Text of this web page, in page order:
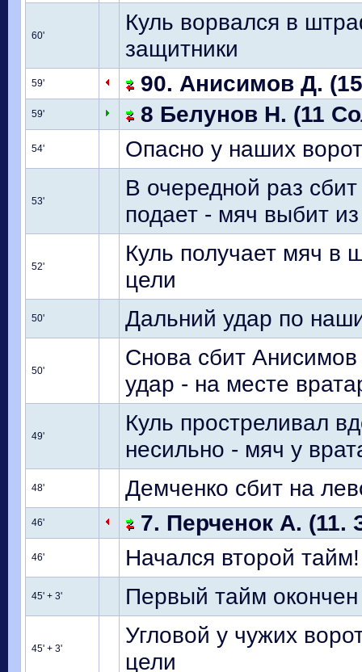
60'
Куль ворвался в
защитники
59' 90. Анисимов Д.
59' 8 Белунов Н. (11
54' Опасно у наших
53'
В очередной раз
подает - мяч выбит
52'
Куль получает мяч
цели
50' Дальний удар по
50'
Снова сбит
удар - на месте
49'
Куль простреливал
несильно - мяч у
48' Демченко сбит на
46' 7. Перченок А. (11.
46' Начался второй тайм!
45' + 3' Первый тайм окончен
45' + 3'
Угловой у чужих
цели